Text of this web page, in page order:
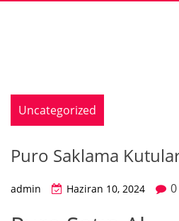
Uncategorized
Puro Saklama
admin Haziran 10, 2024 0